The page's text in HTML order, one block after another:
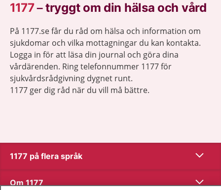
1177–tryggt om din hälsa och vård
På 1177.se får du råd om hälsa och information om
sjukdomar och vilka mottagningar du kan kontakta.
Logga in för att läsa din journal och göra dina
vårdärenden. Ring telefonnummer 1177 för
sjukvårdsrådgivning dygnet runt.
1177 ger dig råd när du vill må bättre.
1177 på flera språk Visa
Om 1177 Visa